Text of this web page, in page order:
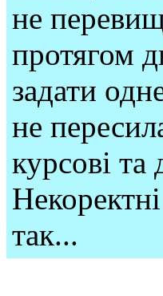
не
протягом
задати
не
курсові
так...